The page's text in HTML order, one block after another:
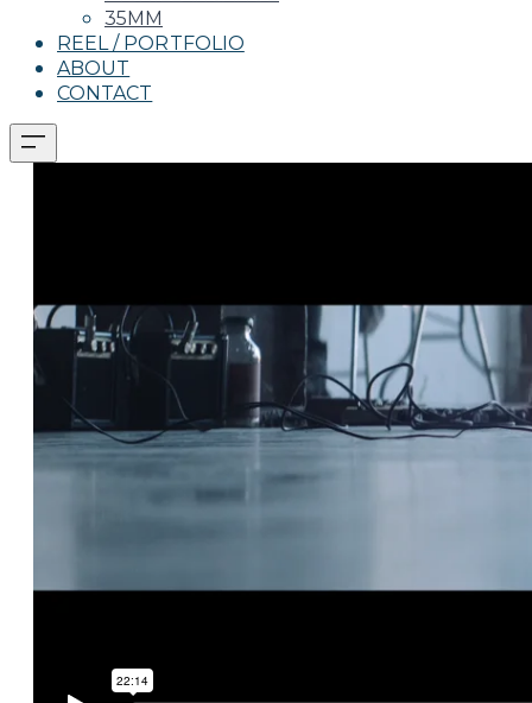
35MM
REEL / PORTFOLIO
ABOUT
CONTACT